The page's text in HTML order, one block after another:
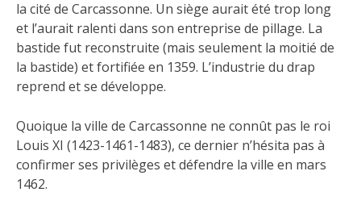
la cité de Carcassonne. Un siège aurait été trop long
et l’aurait ralenti dans son entreprise de pillage. La
bastide fut reconstruite (mais seulement la moitié de
la bastide) et fortifiée en 1359. L’industrie du drap
reprend et se développe.
Quoique la ville de Carcassonne ne connût pas le roi
Louis XI (1423-1461-1483), ce dernier n’hésita pas à
confirmer ses privilèges et défendre la ville en mars
1462.